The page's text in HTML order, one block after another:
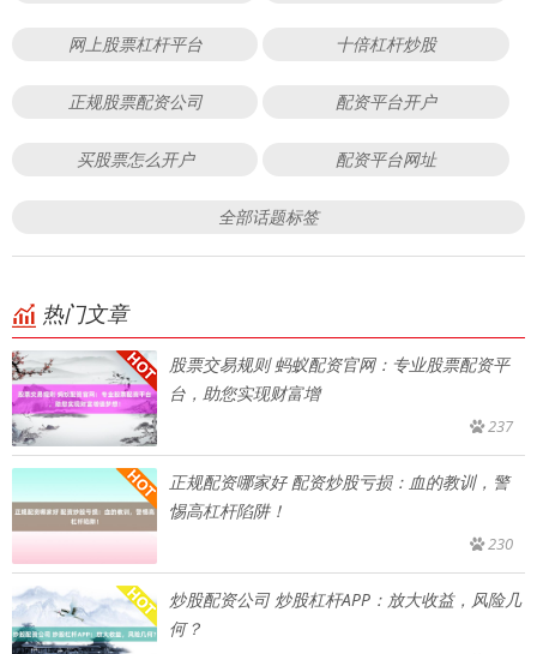
网上股票杠杆平台 十倍杠杆炒股
正规股票配资公司 配资平台开户
买股票怎么开户 配资平台网址
全部话题标签
热门文章
股票交易规则 蚂蚁配资官网：专业股票配资平
台，助您实现财富增
237
正规配资哪家好 配资炒股亏损：血的教训，警
惕高杠杆陷阱！
230
炒股配资公司 炒股杠杆APP：放大收益，风险几
何？